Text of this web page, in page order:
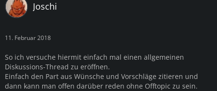
Joschi
11. Februar 2018
So ich versuche hiermit einfach mal einen allgemeinen
Diskussions-Thread zu eröffnen.
Einfach den Part aus Wünsche und Vorschläge zitieren und
dann kann man offen darüber reden ohne Offtopic zu sein.